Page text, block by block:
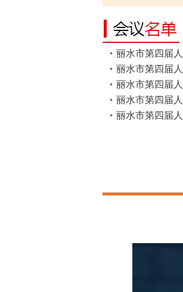
丽水市第四届
丽水市第四届
丽水市第四届
丽水市第四届
丽水市第四届